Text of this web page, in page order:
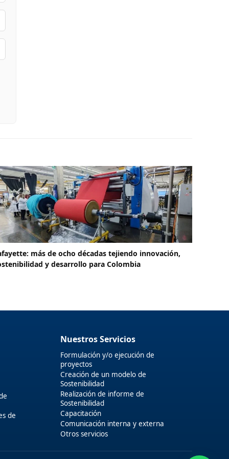
más de ocho décadas tejiendo innovación,
y desarrollo para Colombia
de
Nuestros Servicios
Formulación y/o ejecución de
proyectos
Creación de un modelo de
Sostenibilidad
Realización de informe de
Sostenibilidad
Capacitación
Comunicación interna y externa
Otros servicios